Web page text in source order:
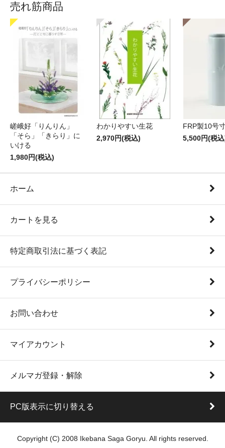
売れ筋商品
嵯峨好「りんりん」
「そら」「きらり」に
いける
1,980円(税込)
わかりやすい生花
2,970円(税込)
FRP製10号
5,500円(税
ホーム
カートを見る
特定商取引法に基づく表記
プライバシーポリシー
お問い合わせ
マイアカウント
メルマガ登録・解除
PC版表示に切り替える
Copyright (C) 2008 Ikebana Saga Goryu. All rights reserved.